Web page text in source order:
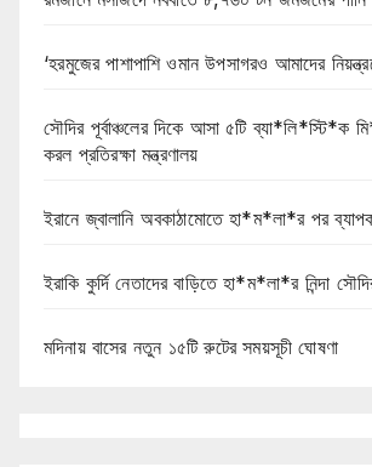
‘হরমুজের পাশাপাশি ওমান উপসাগরও আমাদের
সৌদির পূর্বাঞ্চলের দিকে আসা ৫টি ব্যা*লি*স্টি*ক
করল প্রতিরক্ষা মন্ত্রণালয়
ইরানে জ্বালানি অবকাঠামোতে হা*ম*লা*র পর
ইরাকি কুর্দি নেতাদের বাড়িতে হা*ম*লা*র নিন্দা
মদিনায় বাসের নতুন ১৫টি রুটের সময়সূচী ঘোষণা